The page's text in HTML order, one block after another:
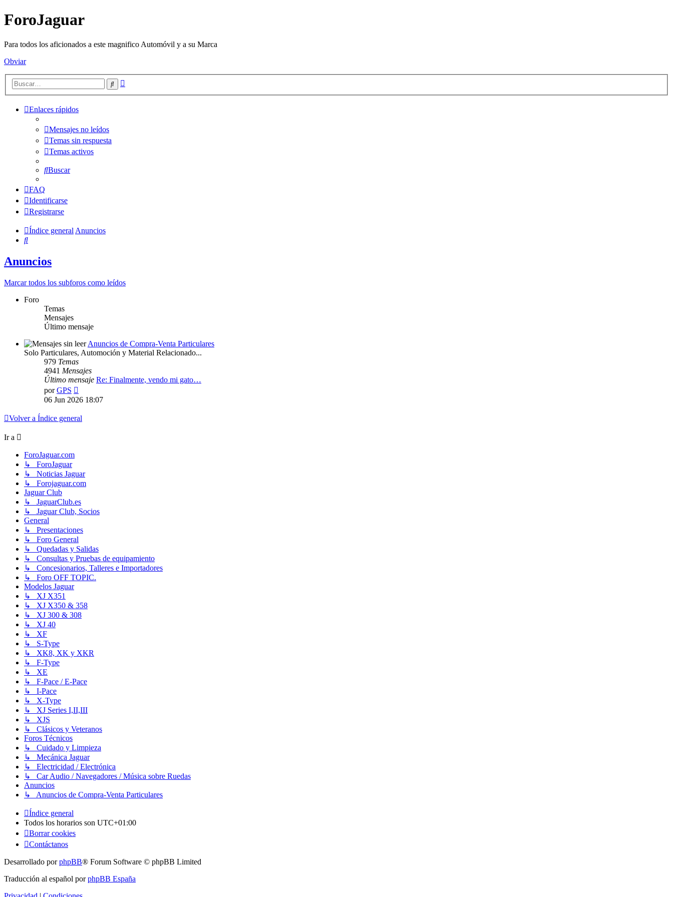
ForoJaguar
Para todos los aficionados a este magnifico Automóvil y a su Marca
Obviar
Buscar
Enlaces rápidos
Mensajes no leídos
Temas sin respuesta
Temas activos
Buscar
FAQ
Identificarse
Registrarse
Índice generalAnuncios
Buscar
Anuncios
Marcar todos los subforos como leídos
Foro
Temas
Mensajes
Último mensaje
Anuncios de Compra-Venta Particulares
Solo Particulares, Automoción y Material Relacionado...
979 Temas
4941 Mensajes
Último mensaje Re: Finalmente, vendo mi gato…
porGPS
último
06 Jun 2026 18:07
Volver a Índice general
Ir a
ForoJaguar.com
↳ ForoJaguar
↳ Noticias Jaguar
↳ Forojaguar.com
Jaguar Club
↳ JaguarClub.es
↳ Jaguar Club, Socios
General
↳ Presentaciones
↳ Foro General
↳ Quedadas y Salidas
↳ Consultas y Pruebas de equipamiento
↳ Concesionarios, Talleres e Importadores
↳ Foro OFF TOPIC.
Modelos Jaguar
↳ XJ X351
↳ XJ X350 & 358
↳ XJ 300 & 308
↳ XJ 40
↳ XF
↳ S-Type
↳ XK8, XK y XKR
↳ F-Type
↳ XE
↳ F-Pace / E-Pace
↳ I-Pace
↳ X-Type
↳ XJ Series I,II,III
↳ XJS
↳ Clásicos y Veteranos
Foros Técnicos
↳ Cuidado y Limpieza
↳ Mecánica Jaguar
↳ Electricidad / Electrónica
↳ Car Audio / Navegadores / Música sobre Ruedas
Anuncios
↳ Anuncios de Compra-Venta Particulares
Índice general
Todos los horarios son UTC+01:00
Borrar cookies
Contáctanos
Desarrollado porphpBB® Forum Software © phpBB Limited
Traducción al español porphpBB España